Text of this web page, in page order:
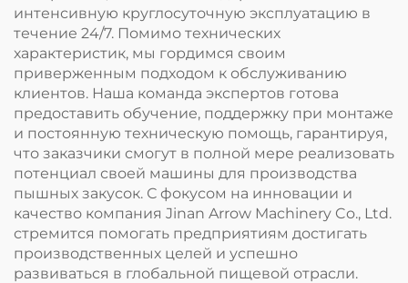
интенсивную круглосуточную эксплуатацию в
течение 24/7. Помимо технических
характеристик, мы гордимся своим
приверженным подходом к обслуживанию
клиентов. Наша команда экспертов готова
предоставить обучение, поддержку при монтаже
и постоянную техническую помощь, гарантируя,
что заказчики смогут в полной мере реализовать
потенциал своей машины для производства
пышных закусок. С фокусом на инновации и
качество компания Jinan Arrow Machinery Co., Ltd.
стремится помогать предприятиям достигать
производственных целей и успешно
развиваться в глобальной пищевой отрасли.